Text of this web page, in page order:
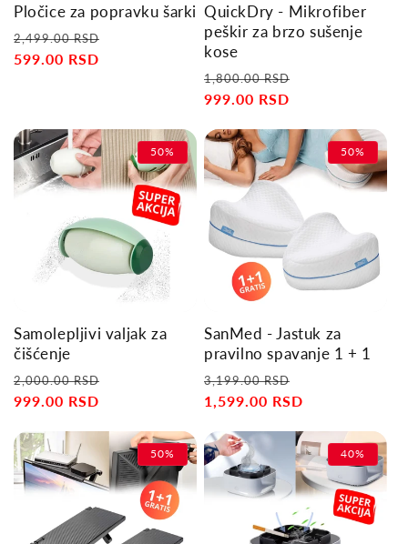
Pločice za popravku šarki
Regular
price
2,499.00 RSD
599.00 RSD
QuickDry - Mikrofiber
peškir za brzo sušenje
kose
Regular
price
1,800.00 RSD
999.00 RSD
50%
Samolepljivi valjak za
čišćenje
Regular
price
2,000.00 RSD
999.00 RSD
50%
SanMed - Jastuk za
pravilno spavanje 1 + 1
Regular
price
3,199.00 RSD
price
1,599.00 RSD
50% 40%